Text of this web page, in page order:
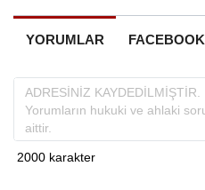
YORUMLAR FACEBOOK